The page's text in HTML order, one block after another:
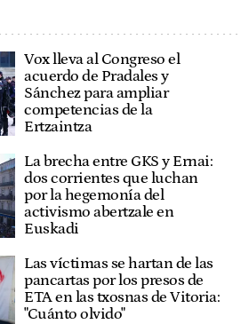
Vox lleva al Congreso el
acuerdo de Pradales y
Sánchez para ampliar
competencias de la
Ertzaintza
La brecha entre GKS y Ernai:
dos corrientes que luchan
por la hegemonía del
activismo abertzale en
Euskadi
Las víctimas se hartan de las
pancartas por los presos de
ETA en las txosnas de Vitoria:
"Cuánto olvido"